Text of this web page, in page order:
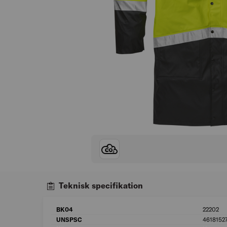
Teknisk specifikation
BK04 22202
UNSPSC